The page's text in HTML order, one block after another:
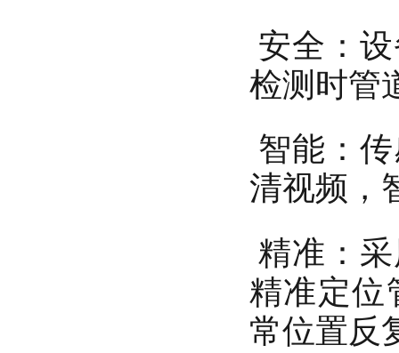
安全：
检测时管
智能：
清视频，
精准：
精准定位
常位置反